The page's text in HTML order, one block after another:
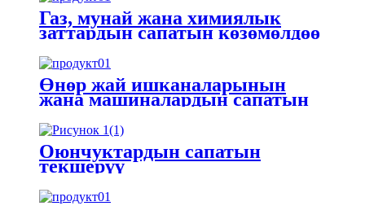
Газ, мунай жана химиялык
заттардын сапатын көзөмөлдөө
жана текшерүү
Өнөр жай ишканаларынын
жана машиналардын сапатын
көзөмөлдөө инспекциялары
Оюнчуктардын сапатын
текшерүү